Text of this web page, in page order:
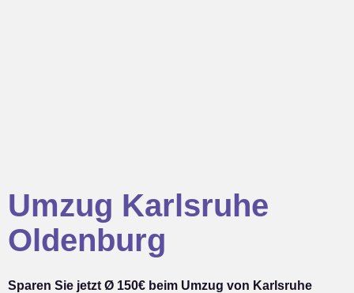
Umzug Karlsruhe
Oldenburg
Sparen Sie jetzt Ø 150€ beim Umzug von Karlsruhe